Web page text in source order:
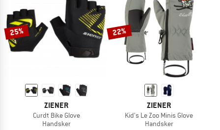
25%
ZIENER
Curdt Bike Glove
Handsker
22%
ZIENER
Kid's Le Zoo Minis Glove
Handsker